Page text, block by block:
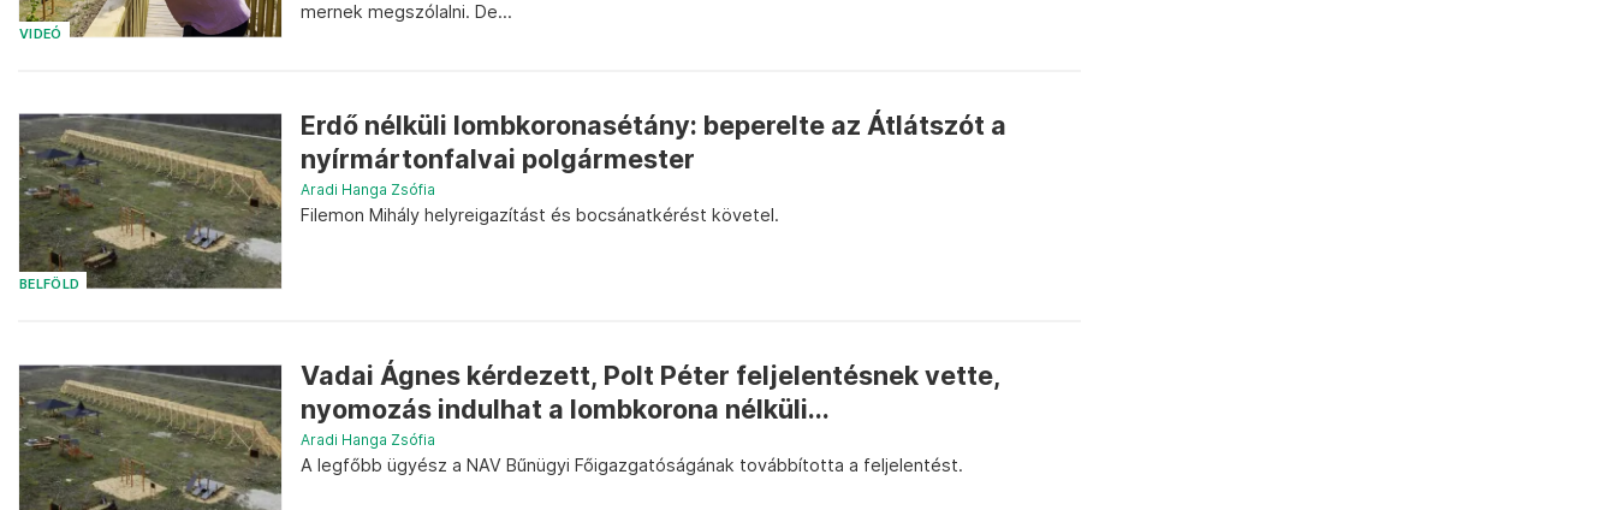
VIDEÓ
mernek megszólalni. De...
BELFÖLD
Erdő nélküli lombkoronasétány: beperelte az Átlátszót a
nyírmártonfalvai polgármester
Aradi Hanga Zsófia
Filemon Mihály helyreigazítást és bocsánatkérést követel.
Vadai Ágnes kérdezett, Polt Péter feljelentésnek vette,
nyomozás indulhat a lombkorona nélküli...
Aradi Hanga Zsófia
A legfőbb ügyész a NAV Bűnügyi Főigazgatóságának továbbította a feljelentést.